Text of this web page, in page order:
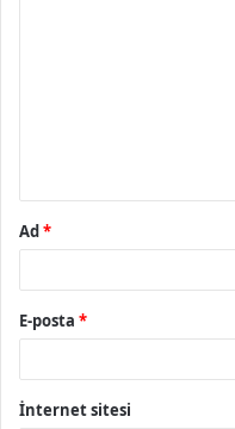
Ad*
E-posta *
İnternet sitesi